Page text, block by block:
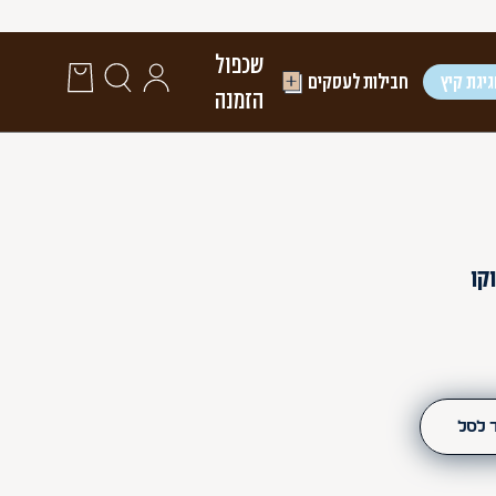
קיץ חבילות לעסקים
שכפול
הזמנה
לסל